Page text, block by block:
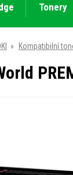
Tonery
» Kompatibilní